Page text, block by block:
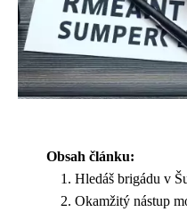
Obsah článku:
Hledáš brigádu v
Okamžitý nástup